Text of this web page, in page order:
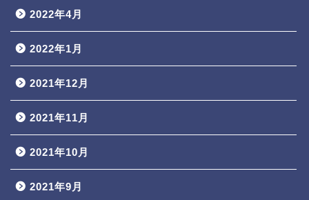
2022年4月
2022年1月
2021年12月
2021年11月
2021年10月
2021年9月